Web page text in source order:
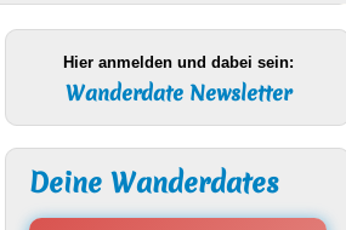
Hier anmelden und dabei sein:
Wanderdate Newsletter
Deine Wanderdates